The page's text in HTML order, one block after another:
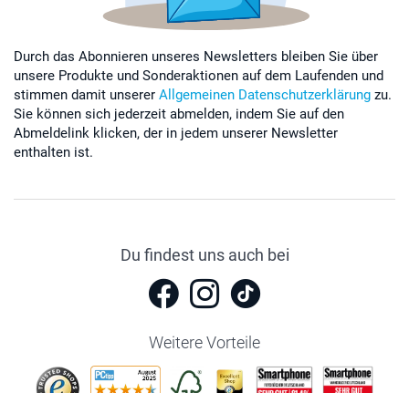
Durch das Abonnieren unseres Newsletters bleiben Sie über
unsere Produkte und Sonderaktionen auf dem Laufenden und
stimmen damit unserer Allgemeinen Datenschutzerklärung zu.
Sie können sich jederzeit abmelden, indem Sie auf den
Abmeldelink klicken, der in jedem unserer Newsletter
enthalten ist.
Du findest uns auch bei
Weitere Vorteile